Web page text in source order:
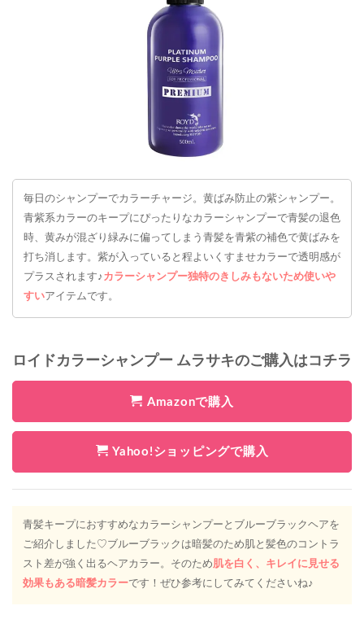
毎日のシャンプーでカラーチャージ。黄ばみ防止の紫シャンプー。
青紫系カラーのキープにぴったりなカラーシャンプーで青髪の退色
時、黄みが混ざり緑みに偏ってしまう青髪を青紫の補色で黄ばみを
打ち消します。紫が入っていると程よいくすませカラーで透明感が
プラスされます♪カラーシャンプー独特のきしみもないため使いや
すいアイテムです。
ロイドカラーシャンプー ムラサキのご購入はコチラ
Amazonで購入
Yahoo!ショッピングで購入
青髪キープにおすすめなカラーシャンプーとブルーブラックヘアを
ご紹介しました♡ブルーブラックは暗髪のため肌と髪色のコントラ
スト差が強く出るヘアカラー。そのため肌を白く、キレイに見せる
効果もある暗髪カラーです！ぜひ参考にしてみてくださいね♪